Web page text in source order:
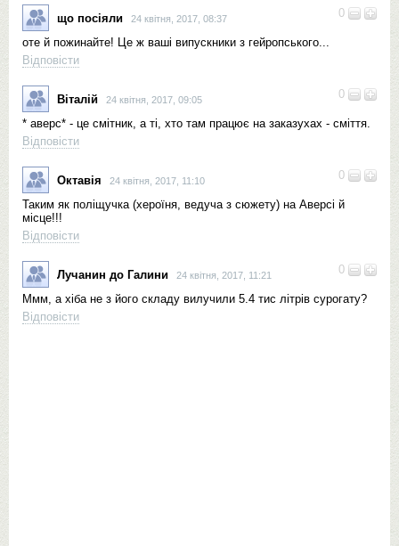
0
що посіяли 24 квітня, 2017, 08:37
оте й пожинайте! Це ж ваші випускники з гейропського...
Відповісти
0
Віталій 24 квітня, 2017, 09:05
* аверс* - це смітник, а ті, хто там працює на заказухах - сміття.
Відповісти
0
Октавія 24 квітня, 2017, 11:10
Таким як поліщучка (хероїня, ведуча з сюжету) на Аверсі й
місце!!!
Відповісти
0
Лучанин до Галини 24 квітня, 2017, 11:21
Ммм, а хіба не з його складу вилучили 5.4 тис літрів сурогату?
Відповісти